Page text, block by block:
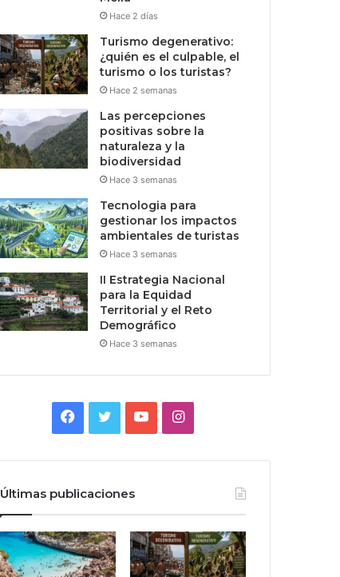
Hace 2 días
Turismo degenerativo:
¿quién es el culpable, el
turismo o los turistas?
Hace 2 semanas
Las percepciones
positivas sobre la
naturaleza y la
biodiversidad
Hace 3 semanas
Tecnologia para
gestionar los impactos
ambientales de turistas
Hace 3 semanas
II Estrategia Nacional
para la Equidad
Territorial y el Reto
Demográfico
Hace 3 semanas
Facebook
TwitterYouTubeInstagram
Últimas publicaciones